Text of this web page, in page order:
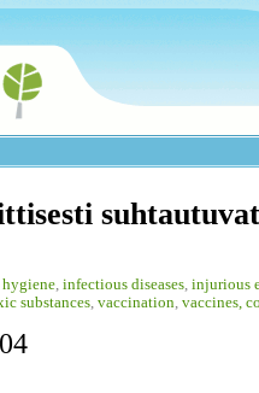
suhtautuvat
hygiene infectious diseases injurious
substances vaccination vaccines,